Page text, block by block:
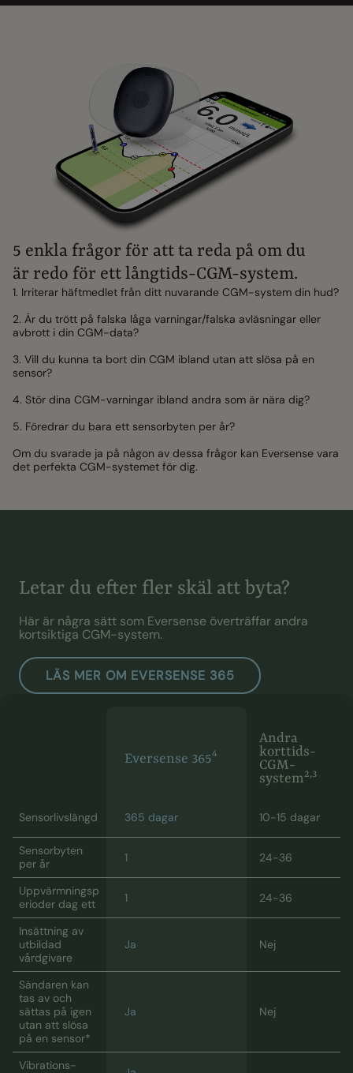
5 enkla frågor för att ta reda på om du
är redo för ett långtids-CGM-system.
1. Irriterar häftmedlet från ditt nuvarande CGM-system din hud?
2. Är du trött på falska låga varningar/falska avläsningar eller
avbrott i din CGM-data?
3. Vill du kunna ta bort din CGM ibland utan att slösa på en
sensor?
4. Stör dina CGM-varningar ibland andra som är nära dig?
5. Föredrar du bara ett sensorbyten per år?
Om du svarade ja på någon av dessa frågor kan Eversense vara
det perfekta CGM-systemet för dig.
Letar du efter fler skäl att byta?
Här är några sätt som Eversense överträffar andra
kortsiktiga CGM-system.
LÄS MER OM EVERSENSE 365
Eversense 3654
Andra
korttids-
CGM-
system2,3
Sensorlivslängd 365 dagar 10-15 dagar
Sensorbyten
per år
1 24-36
Uppvärmningsp
erioder dag ett
1 24-36
Insättning av
utbildad
vårdgivare
Ja Nej
Sändaren kan
tas av och
sättas på igen
utan att slösa
på en sensor*
Ja Nej
Vibrations-